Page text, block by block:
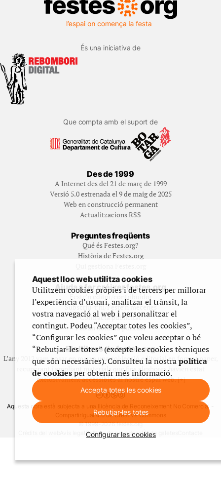
És una iniciativa de
Que compta amb el suport de
Des de 1999
A Internet des del 21 de març de 1999
Versió 5.0 estrenada el 9 de maig de 2025
Web en construcció permanent
Actualitzacions RSS
Preguntes freqüents
Qué és Festes.org?
Història de Festes.org
Ajuda a fer créixer festes.org
Feste’n editor/contribuidor
Subscriu-t’hi/Feste’n mecenes
Contracta publicitat
Fes un donatiu puntual
Els llibres de festes.org
L’any 2012 vam posar en marxa una col·lecció editorial en format paper,
recuperant i ampliant materials que fins aleshores havien estat
exclusivament accessibles al nostre espai web. [+]
Aquesta obra està subjecta a una llicència de Reconeixement No Comercial -
CompartirIgual 4.0 de Creative Commons
© 1999-2026 festes.org
Política de privadesaÚs de galetes
Aquest lloc web utilitza cookies
Utilitzem cookies pròpies i de tercers per millorar
l’experiència d’usuari, analitzar el trànsit, la
vostra navegació al web i personalitzar el
contingut. Podeu “Acceptar totes les cookies”,
“Configurar les cookies” que voleu acceptar o bé
“Rebutjar-les totes” (excepte les cookies tècniques
que són necessàries). Consulteu la nostrapolítica
de cookiesper obtenir més informació.
Accepta totes les cookies
Rebutjar-les totes
Configurar les cookies